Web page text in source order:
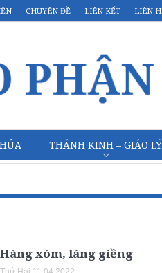
CHUYÊN ĐỀ LIÊN KẾT LIÊN
THÁNH KINH – GIÁO LÝ
Hàng xóm, láng giềng